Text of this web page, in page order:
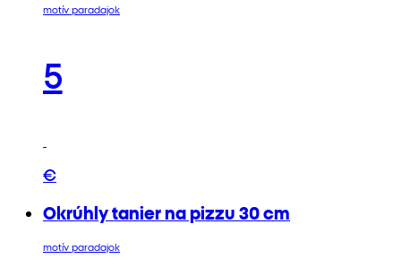
motív paradajok
5
€
Okrúhly tanier na pizzu 30 cm
motív paradajok